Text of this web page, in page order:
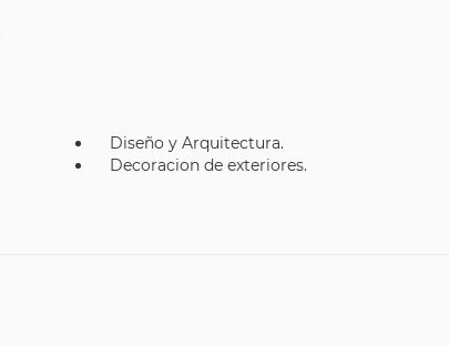
Diseño y Arquitectura.
Decoracion de exteriores.